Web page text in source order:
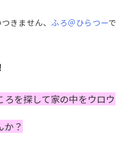
きません、 ふろ＠ひらつーで
を探して家の中をウロウ
か？